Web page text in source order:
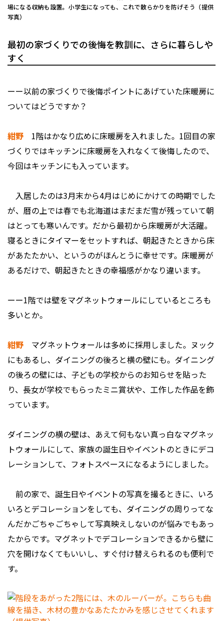
場になる収納も設置。小学生になっても、これで散らかりを防げそう（提供
写真）
最初の家づくりでの後悔を教訓に、さらに暮らしや
すく
ーー以前の家づくりで後悔ポイントにあげていた床暖房に
ついてはどうですか？
紺野 1階はかなり広めに床暖房を入れました。1回目の家
づくりではキッチンに床暖房を入れなくて後悔したので、
今回はキッチンにも入っています。
入居したのは3月末から4月はじめにかけての時期でした
が、暦の上では春でも北海道はまだまだ雪が残っていて朝
はとっても寒いんです。だから最初から床暖房が大活躍。
寝るときにタイマーをセットすれば、朝起きたときから床
があたたかい、というのがほんとうに幸せです。床暖房が
あるだけで、朝起きたときの幸福感がかなり違います。
ーー1階では壁をマグネットウォールにしているところも
多いとか。
紺野 マグネットウォールは多めに採用しました。ヌック
にもあるし、ダイニングの後ろと横の壁にも。ダイニング
の後ろの壁には、子どもの学校からのお知らせを貼った
り、長女が学校でもらったミニ賞状や、工作した作品を飾
っています。
ダイニングの横の壁は、あえて何もない真っ白なマグネッ
トウォールにして、家族の誕生日やイベントのときにデコ
レーションして、フォトスペースになるようにしました。
前の家で、誕生日やイベントの写真を撮るときに、いろ
いろとデコレーションをしても、ダイニングの周りってな
んだかごちゃごちゃして写真映えしないのが悩みでもあっ
たからです。マグネットでデコレーションできるから壁に
穴を開けなくてもいいし、すぐ付け替えられるのも便利で
す。